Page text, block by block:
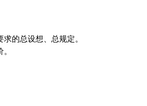
的总设想、总规定。